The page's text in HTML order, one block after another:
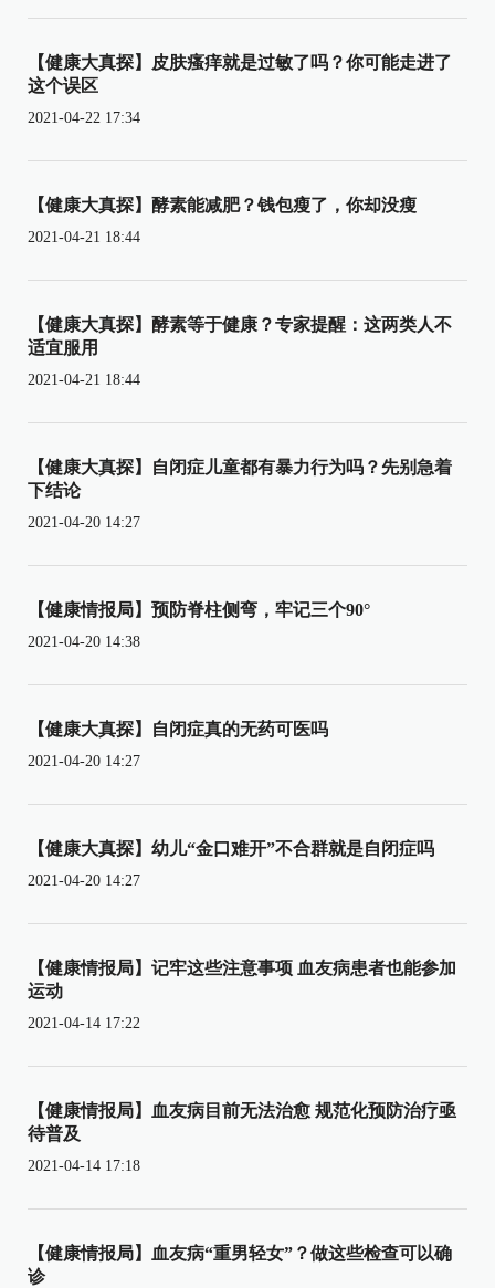
【健康大真探】皮肤瘙痒就是过敏了吗？你可能走进了
这个误区
2021-04-22 17:34
【健康大真探】酵素能减肥？钱包瘦了，你却没瘦
2021-04-21 18:44
【健康大真探】酵素等于健康？专家提醒：这两类人不
适宜服用
2021-04-21 18:44
【健康大真探】自闭症儿童都有暴力行为吗？先别急着
下结论
2021-04-20 14:27
【健康情报局】预防脊柱侧弯，牢记三个90°
2021-04-20 14:38
【健康大真探】自闭症真的无药可医吗
2021-04-20 14:27
【健康大真探】幼儿“金口难开”不合群就是自闭症吗
2021-04-20 14:27
【健康情报局】记牢这些注意事项 血友病患者也能参加
运动
2021-04-14 17:22
【健康情报局】血友病目前无法治愈 规范化预防治疗亟
待普及
2021-04-14 17:18
【健康情报局】血友病“重男轻女”？做这些检查可以确
诊